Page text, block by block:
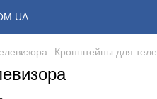
Кронштейны для